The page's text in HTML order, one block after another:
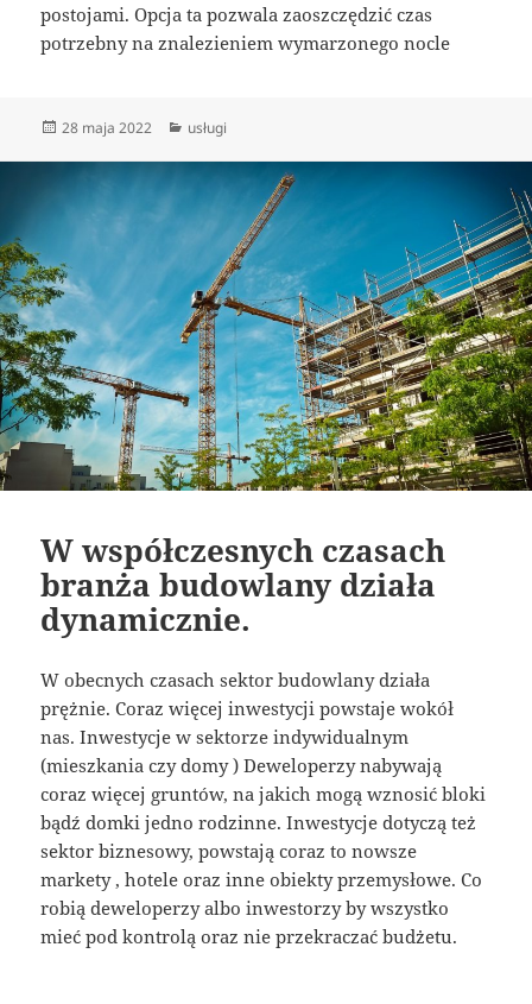
postojami. Opcja ta pozwala zaoszczędzić czas
potrzebny na znalezieniem wymarzonego nocle
Data
28 maja 2022 Kategorie
usługi
W współczesnych czasach
branża budowlany działa
dynamicznie.
W obecnych czasach sektor budowlany działa
prężnie. Coraz więcej inwestycji powstaje wokół
nas. Inwestycje w sektorze indywidualnym
(mieszkania czy domy ) Deweloperzy nabywają
coraz więcej gruntów, na jakich mogą wznosić bloki
bądź domki jedno rodzinne. Inwestycje dotyczą też
sektor biznesowy, powstają coraz to nowsze
markety , hotele oraz inne obiekty przemysłowe. Co
robią deweloperzy albo inwestorzy by wszystko
mieć pod kontrolą oraz nie przekraczać budżetu.